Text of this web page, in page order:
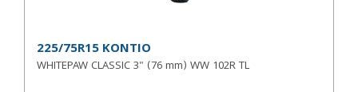
225/75R15 KONTIO
WHITEPAW CLASSIC 3" (76 mm) WW 102R TL